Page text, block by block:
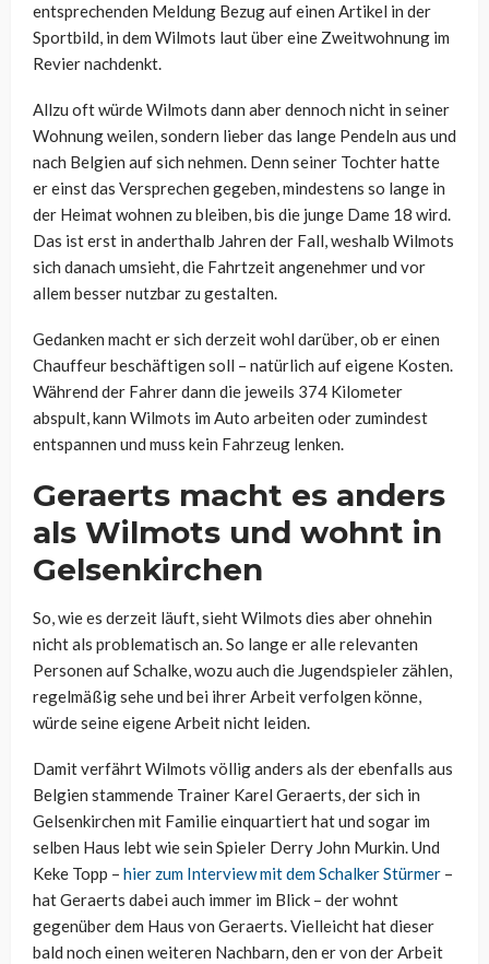
entsprechenden Meldung Bezug auf einen Artikel in der
Sportbild, in dem Wilmots laut über eine Zweitwohnung im
Revier nachdenkt.
Allzu oft würde Wilmots dann aber dennoch nicht in seiner
Wohnung weilen, sondern lieber das lange Pendeln aus und
nach Belgien auf sich nehmen. Denn seiner Tochter hatte
er einst das Versprechen gegeben, mindestens so lange in
der Heimat wohnen zu bleiben, bis die junge Dame 18 wird.
Das ist erst in anderthalb Jahren der Fall, weshalb Wilmots
sich danach umsieht, die Fahrtzeit angenehmer und vor
allem besser nutzbar zu gestalten.
Gedanken macht er sich derzeit wohl darüber, ob er einen
Chauffeur beschäftigen soll – natürlich auf eigene Kosten.
Während der Fahrer dann die jeweils 374 Kilometer
abspult, kann Wilmots im Auto arbeiten oder zumindest
entspannen und muss kein Fahrzeug lenken.
Geraerts macht es anders
als Wilmots und wohnt in
Gelsenkirchen
So, wie es derzeit läuft, sieht Wilmots dies aber ohnehin
nicht als problematisch an. So lange er alle relevanten
Personen auf Schalke, wozu auch die Jugendspieler zählen,
regelmäßig sehe und bei ihrer Arbeit verfolgen könne,
würde seine eigene Arbeit nicht leiden.
Damit verfährt Wilmots völlig anders als der ebenfalls aus
Belgien stammende Trainer Karel Geraerts, der sich in
Gelsenkirchen mit Familie einquartiert hat und sogar im
selben Haus lebt wie sein Spieler Derry John Murkin. Und
Keke Topp – hier zum Interview mit dem Schalker Stürmer –
hat Geraerts dabei auch immer im Blick – der wohnt
gegenüber dem Haus von Geraerts. Vielleicht hat dieser
bald noch einen weiteren Nachbarn, den er von der Arbeit